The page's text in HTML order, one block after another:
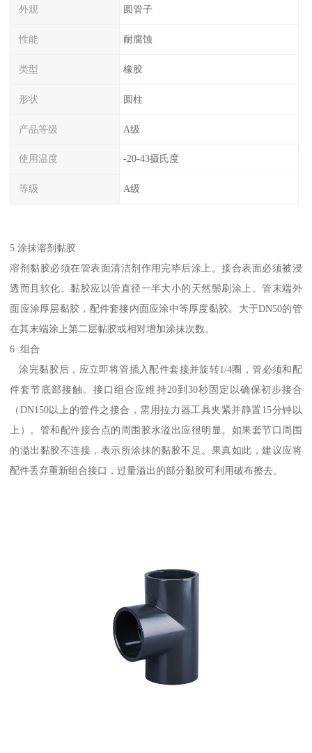
外观 圆管子
性能 耐腐蚀
类型 橡胶
形状 圆柱
产品等级 A级
使用温度 -20-43摄氏度
等级 A级
5.涂抹溶剂黏胶
溶剂黏胶必须在管表面清洁剂作用完毕后涂上。接合表面必须被浸
透而且软化。黏胶应以管直径一半大小的天然鬃刷涂上。管末端外
面应涂厚层黏胶，配件套接内面应涂中等厚度黏胶。大于DN50的管
在其末端涂上第二层黏胶或相对增加涂抹次数。
6 .组合
涂完黏胶后，应立即将管插入配件套接并旋转1/4圈，管必须和配
件套节底部接触。接口组合应维持20到30秒固定以确保初步接合
（DN150以上的管件之接合，需用拉力器工具夹紧并静置15分钟以
上）。管和配件接合点的周围胶水溢出应很明显。如果套节口周围
的溢出黏胶不连接，表示所涂抹的黏胶不足。果真如此，建议应将
配件丢弃重新组合接口，过量溢出的部分黏胶可利用破布擦去。